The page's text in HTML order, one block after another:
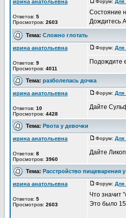
ирина анатольевна
Ответов: 5
Просмотров: 2603
Форум: Для
Состояние
Дождитесь
Тема: Сложно глотать
ирина анатольевна
Ответов: 9
Просмотров: 4011
Форум: Для
Подождите
Тема: разболелась дочка
ирина анатольевна
Ответов: 10
Просмотров: 4428
Форум: Для
Дайте
Тема: Рвота у девочки
ирина анатольевна
Ответов: 8
Просмотров: 3960
Форум: Для
Дайте
Тема: Расстройство пищеварения
ирина анатольевна
Ответов: 5
Просмотров: 2603
Форум: Для
Что значит
Это было